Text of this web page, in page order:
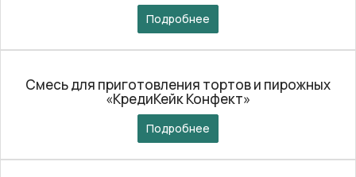
Подробнее
Смесь для приготовления тортов и пирожных
«КредиКейк Конфект»
Подробнее